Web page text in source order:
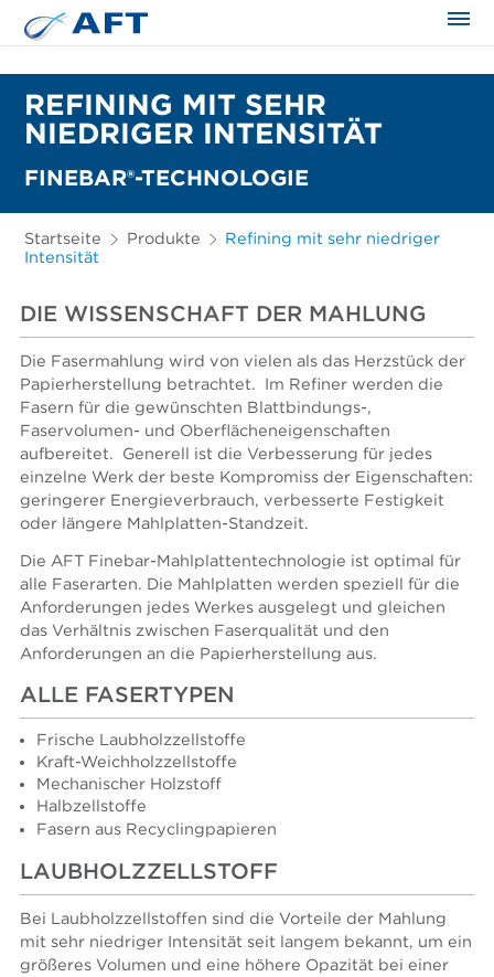
REFINING MIT SEHR
NIEDRIGER INTENSITÄT
FINEBAR®-TECHNOLOGIE
Startseite Produkte
Refining mit sehr niedriger
Intensität
DIE WISSENSCHAFT DER MAHLUNG
Die Fasermahlung wird von vielen als das Herzstück der
Papierherstellung betrachtet. Im Refiner werden die
Fasern für die gewünschten Blattbindungs-,
Faservolumen- und Oberflächeneigenschaften
aufbereitet. Generell ist die Verbesserung für jedes
einzelne Werk der beste Kompromiss der Eigenschaften:
geringerer Energieverbrauch, verbesserte Festigkeit
oder längere Mahlplatten-Standzeit.
Die AFT Finebar-Mahlplattentechnologie ist optimal für
alle Faserarten. Die Mahlplatten werden speziell für die
Anforderungen jedes Werkes ausgelegt und gleichen
das Verhältnis zwischen Faserqualität und den
Anforderungen an die Papierherstellung aus.
ALLE FASERTYPEN
Frische Laubholzzellstoffe
Kraft-Weichholzzellstoffe
Mechanischer Holzstoff
Halbzellstoffe
Fasern aus Recyclingpapieren
LAUBHOLZZELLSTOFF
Bei Laubholzzellstoffen sind die Vorteile der Mahlung
mit sehr niedriger Intensität seit langem bekannt, um ein
größeres Volumen und eine höhere Opazität bei einer